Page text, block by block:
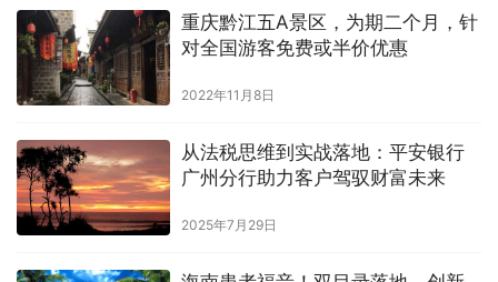
重庆黔江五A景区，为期二个月，针
对全国游客免费或半价优惠
2022年11月8日
从法税思维到实战落地：平安银行
广州分行助力客户驾驭财富未来
2025年7月29日